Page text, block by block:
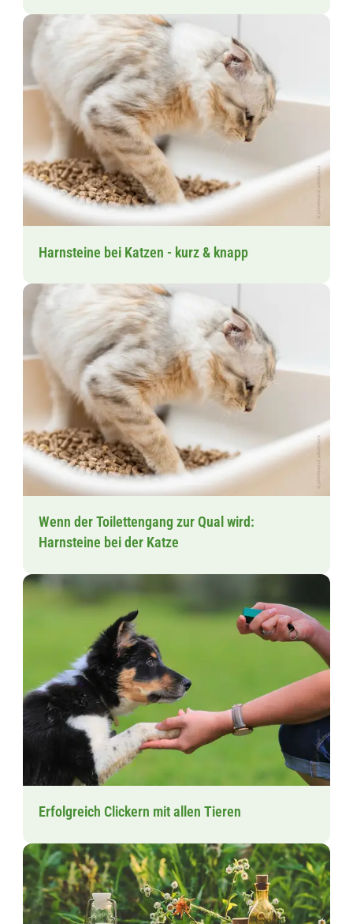
Harnsteine bei Katzen - kurz & knapp
Wenn der Toilettengang zur Qual wird:
Harnsteine bei der Katze
Erfolgreich Clickern mit allen Tieren